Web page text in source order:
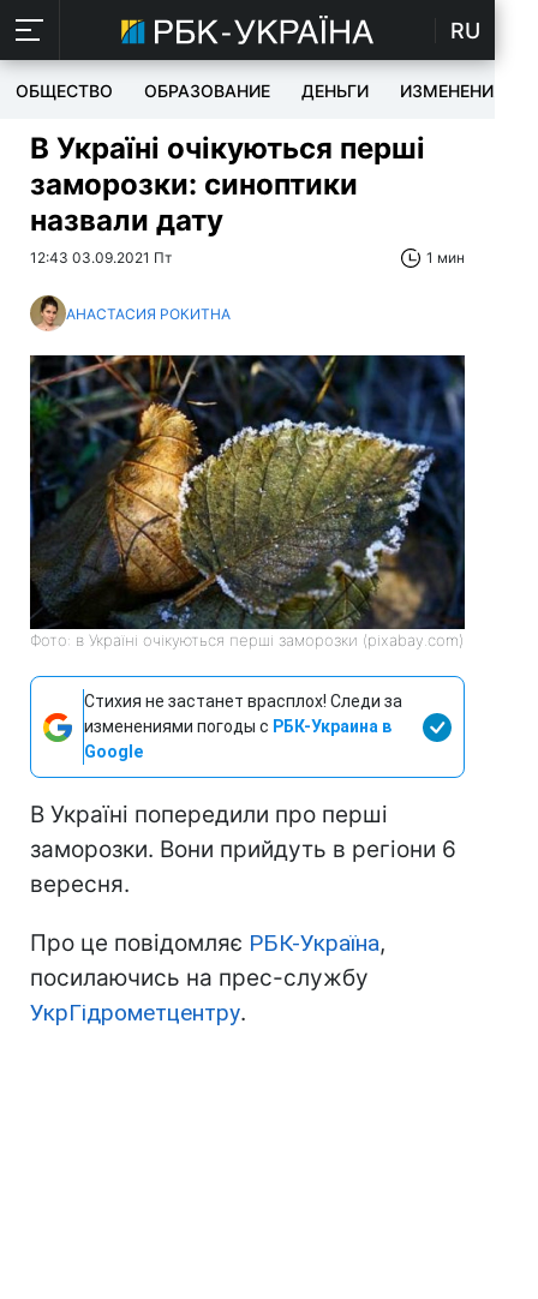
RU
ОБЩЕСТВО ОБРАЗОВАНИЕ ДЕНЬГИ ИЗМЕНЕНИЯ
В Україні очікуються перші
заморозки: синоптики
назвали дату
12:43 03.09.2021 Пт 1 мин
АНАСТАСИЯ РОКИТНА
Фото: в Україні очікуються перші заморозки (pixabay.com)
Стихия не застанет врасплох! Следи за
изменениями погоды с РБК-Украина в
Google
В Україні попередили про перші
заморозки. Вони прийдуть в регіони 6
вересня.
Про це повідомляє РБК-Україна,
посилаючись на прес-службу
УкрГідрометцентру.